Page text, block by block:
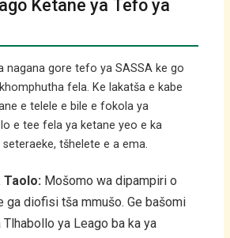
Ketane ya Tefo ya
nagana gore tefo ya SASSA ke go
fela. Ke lakatša e kabe
e telele e bile e fokola ya
e tee fela ya ketane yeo e ka
tšhelete e a ema.
Taolo: Mošomo wa dipampiri o
ga diofisi tša mmušo. Ge bašomi
ya Leago ba ka ya